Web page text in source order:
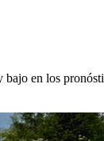
en los